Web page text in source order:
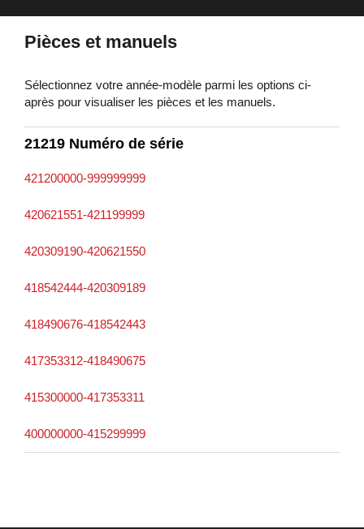
Pièces et manuels
Sélectionnez votre année-modèle parmi les options ci-
après pour visualiser les pièces et les manuels.
21219 Numéro de série
421200000-999999999
420621551-421199999
420309190-420621550
418542444-420309189
418490676-418542443
417353312-418490675
415300000-417353311
400000000-415299999